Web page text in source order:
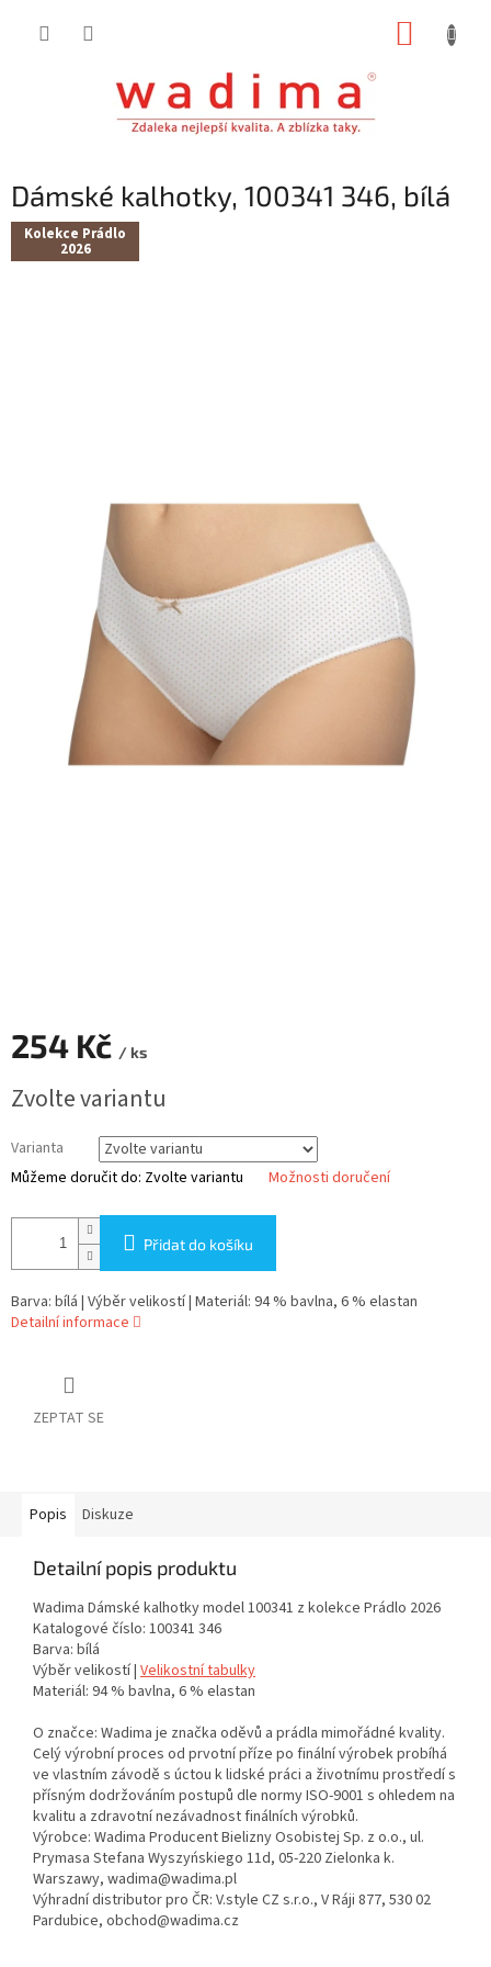
Dámské kalhotky, 100341 346, bílá
Kolekce Prádlo
2026
254 Kč / ks
cena:
Zvolte variantu
Varianta
Můžeme doručit do: Zvolte variantu Možnosti doručení
Přidat do košíku
Barva: bílá | Výběr velikostí | Materiál: 94 % bavlna, 6 % elastan
Detailní informace
ZEPTAT SE
Popis Diskuze
Detailní popis produktu
Wadima Dámské kalhotky model 100341 z kolekce Prádlo 2026
Katalogové číslo: 100341 346
Barva: bílá
Výběr velikostí | Velikostní tabulky
Materiál: 94 % bavlna, 6 % elastan
O značce: Wadima je značka oděvů a prádla mimořádné kvality.
Celý výrobní proces od prvotní příze po finální výrobek probíhá
ve vlastním závodě s úctou k lidské práci a životnímu prostředí s
přísným dodržováním postupů dle normy ISO-9001 s ohledem na
kvalitu a zdravotní nezávadnost finálních výrobků.
Výrobce: Wadima Producent Bielizny Osobistej Sp. z o.o., ul.
Prymasa Stefana Wyszyńskiego 11d, 05-220 Zielonka k.
Warszawy, wadima@wadima.pl
Výhradní distributor pro ČR: V.style CZ s.r.o., V Ráji 877, 530 02
Pardubice, obchod@wadima.cz